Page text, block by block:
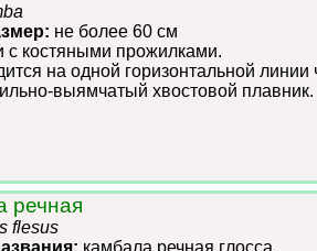
не более 60 см
с костяными прожилками.
на одной горизонтальной линии
выямчатый хвостовой плавник.
речная
flesus
камбала речная,глосса